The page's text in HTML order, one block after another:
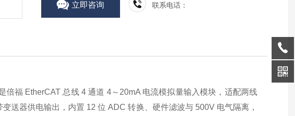
立即咨询 联系电话：
倍福 EtherCAT 总线 4 通道 4～20mA 电流模拟量输入模块，适配两线
送器供电输出，内置 12 位 ADC 转换、硬件滤波与 500V 电气隔离，